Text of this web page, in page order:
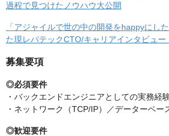
過程で見つけたノウハウ大公開
「アジャイルで世の中の開発をhappyにし
た現レバテックCTO/キャリアインタビュー
募集要項
◎必須要件
・バックエンドエンジニアとしての実務経
・ネットワーク（TCP/IP）／データーベー
◎歓迎要件